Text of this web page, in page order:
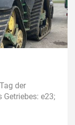
der
Getriebes: e23;